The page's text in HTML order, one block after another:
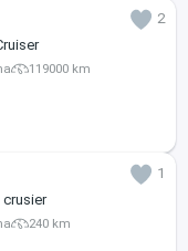
2
119000 km
1
crusier
240 km